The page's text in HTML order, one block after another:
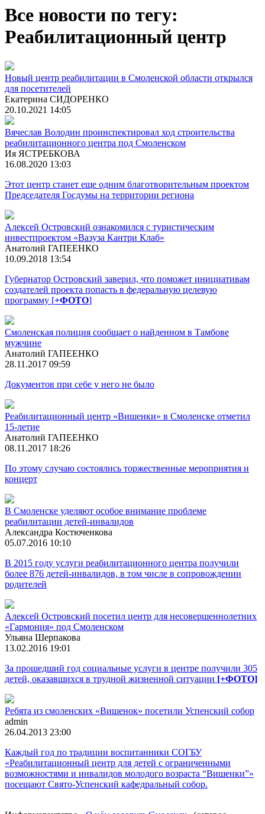
Все новости по тегу:
Реабилитационный центр
Новый центр реабилитации в Смоленской области открылся
для посетителей
Екатерина СИДОРЕНКО
20.10.2021 14:05
Вячеслав Володин проинспектировал ход строительства
реабилитационного центра под Смоленском
Ия ЯСТРЕБКОВА
16.08.2020 13:03
Этот центр станет еще одним благотворительным проектом
Председателя Госдумы на территории региона
Алексей Островский ознакомился с туристическим
инвестпроектом «Вазуза Кантри Клаб»
Анатолий ГАПЕЕНКО
10.09.2018 13:54
Губернатор Островский заверил, что поможет инициативам
создателей проекта попасть в федеральную целевую
программу [+ФОТО]
Смоленская полиция сообщает о найденном в Тамбове
мужчине
Анатолий ГАПЕЕНКО
28.11.2017 09:59
Документов при себе у него не было
Реабилитационный центр «Вишенки» в Смоленске отметил
15-летие
Анатолий ГАПЕЕНКО
08.11.2017 18:26
По этому случаю состоялись торжественные мероприятия и
концерт
В Смоленске уделяют особое внимание проблеме
реабилитации детей-инвалидов
Александра Костюченкова
05.07.2016 10:10
В 2015 году услуги реабилитационного центра получили
более 876 детей-инвалидов, в том числе в сопровождении
родителей
Алексей Островский посетил центр для несовершеннолетних
«Гармония» под Смоленском
Ульяна Шерпакова
13.02.2016 19:01
За прошедший год социальные услуги в центре получили 305
детей, оказавшихся в трудной жизненной ситуации [+ФОТО]
Ребята из смоленских «Вишенок» посетили Успенский собор
admin
26.04.2013 23:00
Каждый год по традиции воспитанники СОГБУ
«Реабилитационный центр для детей с ограниченными
возможностями и инвалидов молодого возраста “Вишенки”»
посещают Свято-Успенский кафедральный собор.